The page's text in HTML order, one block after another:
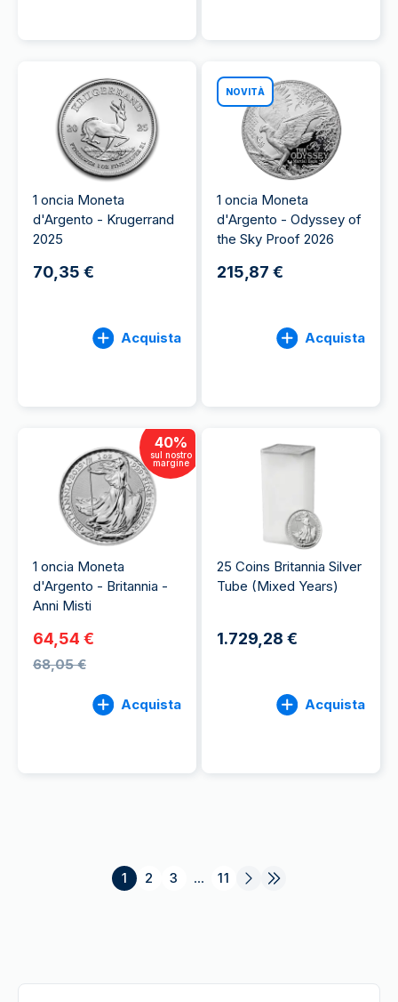
1 oncia Moneta
d'Argento - Krugerrand
2025
70,35 €
Acquista
NOVITÀ
1 oncia Moneta
d'Argento - Odyssey of
the Sky Proof 2026
215,87 €
Acquista
40%
sul nostro
margine
1 oncia Moneta
d'Argento - Britannia -
Anni Misti
64,54 €
68,05 €
Acquista
25 Coins Britannia Silver
Tube (Mixed Years)
1.729,28 €
Acquista
1 2 3 ... 11